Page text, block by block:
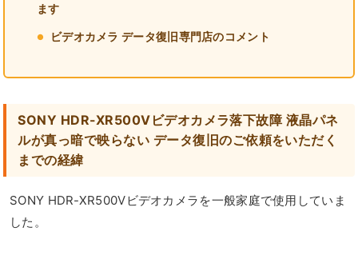
ます
ビデオカメラ データ復旧専門店のコメント
SONY HDR-XR500Vビデオカメラ落下故障 液晶パネ
ルが真っ暗で映らない データ復旧のご依頼をいただく
までの経緯
SONY HDR-XR500Vビデオカメラを一般家庭で使用していま
した。